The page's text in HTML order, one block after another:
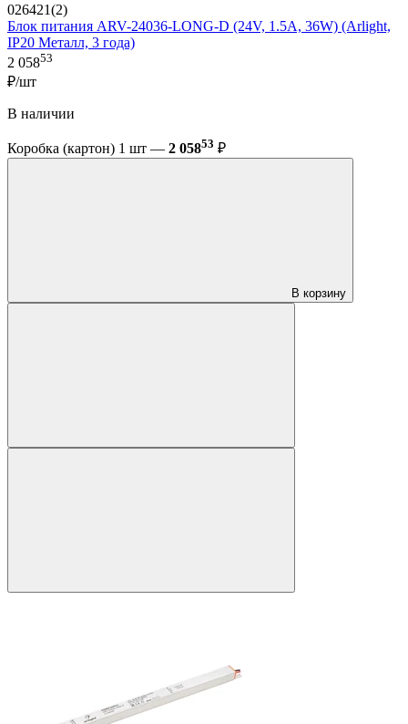
026421(2)
Блок питания ARV-24036-LONG-D (24V, 1.5A, 36W) (Arlight,
IP20 Металл, 3 года)
2 05853
₽/шт
В наличии
Коробка (картон) 1 шт — 2 05853 ₽
В корзину